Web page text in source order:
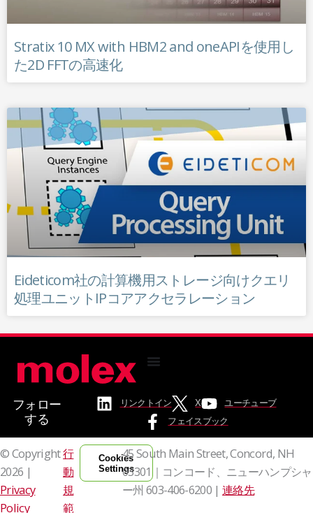
Stratix 10 MX with HBM2 and oneAPIを使用し
た2D FFTの高速化
Eideticom社の計算機用ストレージ向けクエリ
処理ユニットIPコアアクセラレーション
リンクトイン X
ユーチューブ
フェイスブック
フォロー
する
© Copyright
2026 |
Privacy
Policy
行
動
規
範
Cookies
Settings
45 South Main Street, Concord, NH
03301｜コンコード、ニューハンプシャ
ー州 603-406-6200 | 連絡先